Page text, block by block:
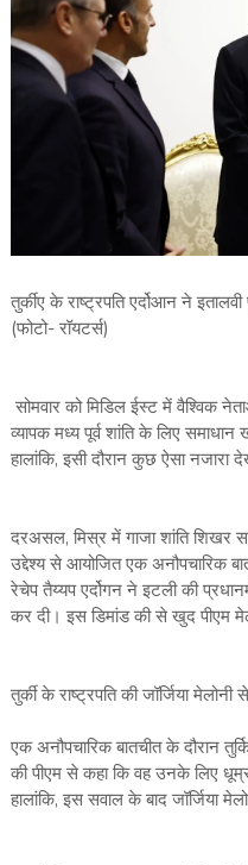
तुर्कीए के राष्ट्रपति एर्दोआन ने
(फोटो- रॉयटर्स)
सोमवार को मिडिल ईस्ट में वैश्विक
व्यापक मध्य पूर्व शांति के लिए
हालांकि, इसी दौरान कुछ ऐसा
दरअसल, मिस्र में गाजा शांति शिखर
उद्देश्य से आयोजित एक अनौपचारिक
रेचेप तैय्यप एर्दोगन ने इटली की
कर दी। इस डिमांड की से खुद पीएम
तुर्की के राष्ट्रपति की जॉर्जिया
एक अनौपचारिक बातचीत के दौरान
की पीएम से कहा कि वह उनके लिए
हालांकि, इस सवाल के बाद जॉर्जिया